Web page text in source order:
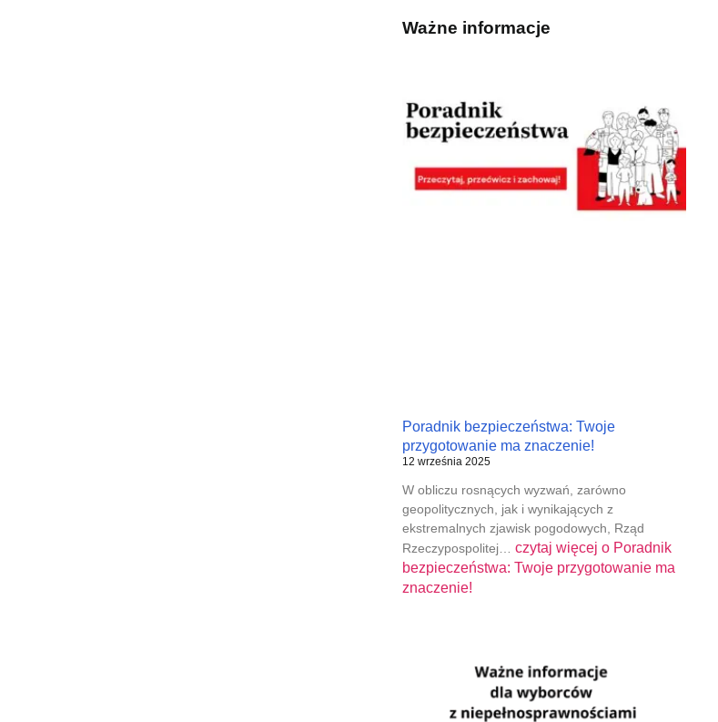
Ważne informacje
Poradnik bezpieczeństwa: Twoje
przygotowanie ma znaczenie!
12 września 2025
W obliczu rosnących wyzwań, zarówno
geopolitycznych, jak i wynikających z
ekstremalnych zjawisk pogodowych, Rząd
Rzeczypospolitej… czytaj więcej oPoradnik
bezpieczeństwa: Twoje przygotowanie ma
znaczenie!